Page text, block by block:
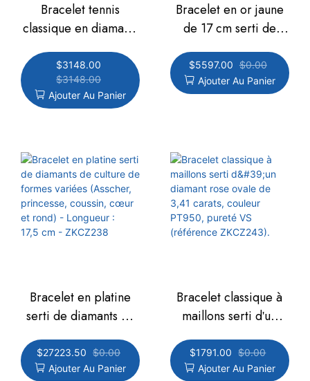
Bracelet tennis
classique en diamants
quatre griffes en or
blanc 18 carats,
entièrement serti de
$3148.00
$3148.00
Ajouter Au Panier
Bracelet en or jaune
de 17 cm serti de
intenses de synthèse,
taille coussin, pureté
$5597.00 $0.00
Ajouter Au Panier
Bracelet en platine
serti de diamants de
variées (Asscher,
princesse, coussin,
$27223.50 $0.00
Ajouter Au Panier
Bracelet classique à
maillons serti d'un
3,41 carats, couleur
PT950, pureté VS
$1791.00 $0.00
Ajouter Au Panier